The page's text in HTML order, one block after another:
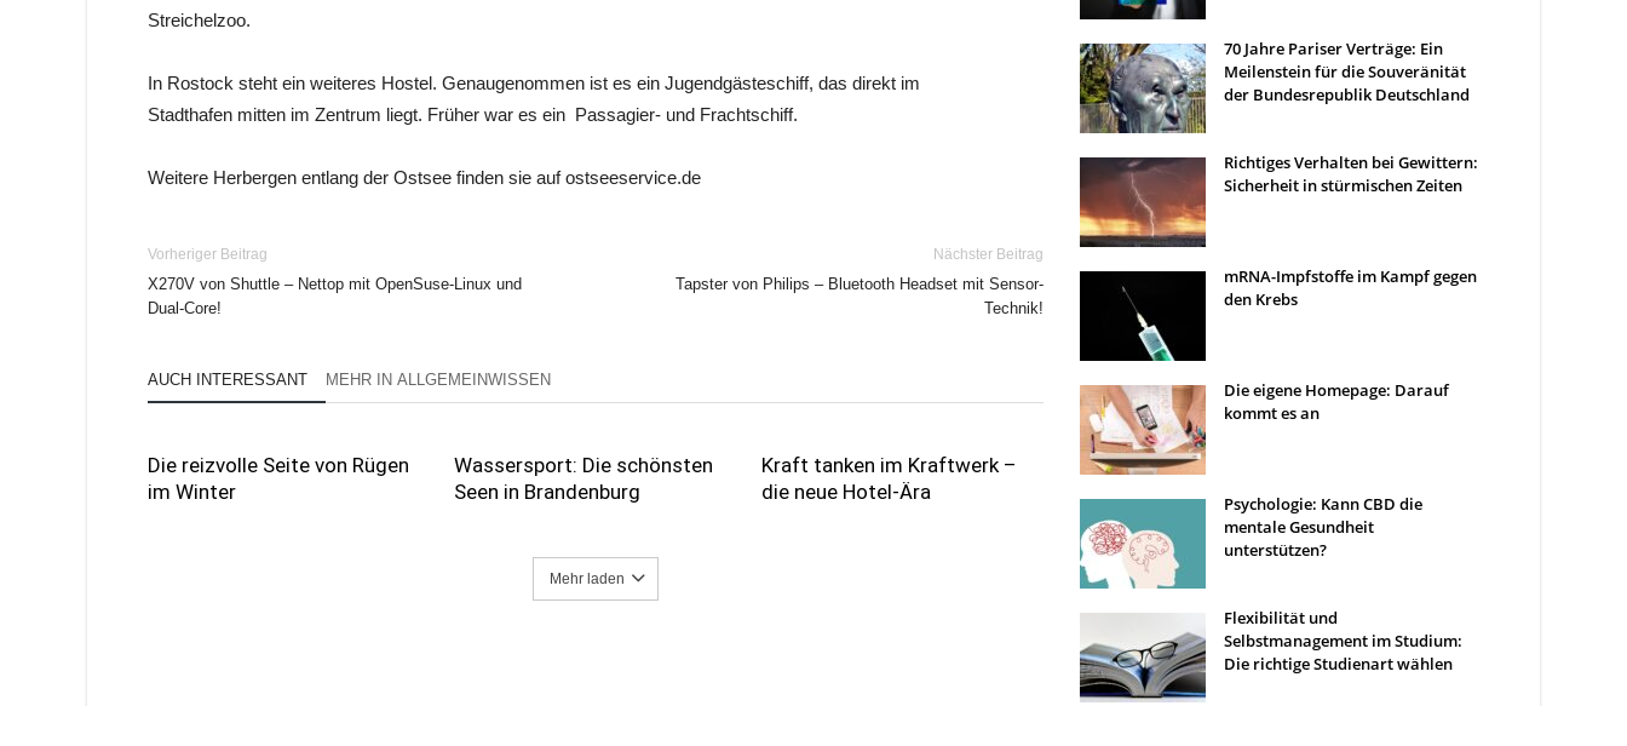
Streichelzoo.
In Rostock steht ein weiteres Hostel. Genaugenommen ist es ein Jugendgästeschiff, das direkt im
Stadthafen mitten im Zentrum liegt. Früher war es ein Passagier- und Frachtschiff.
Weitere Herbergen entlang der Ostsee finden sie auf ostseeservice.de
Vorheriger Beitrag
X270V von Shuttle – Nettop mit OpenSuse-Linux und
Dual-Core!
Nächster Beitrag
Tapster von Philips – Bluetooth Headset mit Sensor-
Technik!
AUCH INTERESSANT MEHR IN ALLGEMEINWISSEN
Die reizvolle Seite von Rügen
im Winter
Wassersport: Die schönsten
Seen in Brandenburg
Kraft tanken im Kraftwerk –
die neue Hotel-Ära
Mehr laden
70 Jahre Pariser Verträge: Ein
Meilenstein für die Souveränität
der Bundesrepublik Deutschland
Richtiges Verhalten bei Gewittern:
Sicherheit in stürmischen Zeiten
mRNA-Impfstoffe im Kampf gegen
den Krebs
Die eigene Homepage: Darauf
kommt es an
Psychologie: Kann CBD die
mentale Gesundheit
unterstützen?
Flexibilität und
Selbstmanagement im Studium:
Die richtige Studienart wählen